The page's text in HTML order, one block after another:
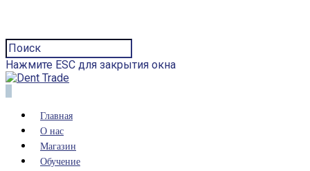
Нажмите ESC для закрытия окна
Главная
О нас
Магазин
Обучение